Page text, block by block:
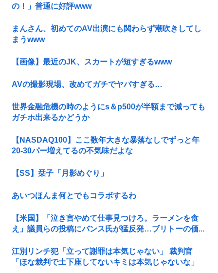
の！」普通に好評www
まんさん、初めてのAV出演にも関わらず潮吹きしてし
まうwww
【画像】最近のJK、スカートが短すぎるwww
AVの撮影現場、改めてガチでヤバすぎる…
世界金融危機の時のようにs＆p500が半額まで減っても
ガチホ出来るかどうか
【NASDAQ100】ここ数年大きな暴落なしでずっと年
20-30パー増えてるの不気味だよな
【SS】栞子「月影めぐり」
あいつほんま何とでもコラボするわ
【米国】「泣き言やめて仕事見つけろ。ラーメンを食
え」議員らの投稿にバンス氏が猛反発…ブリトーの価...
江別リンチ犯「立って謝罪は本気じゃない」 裁判官
「ほな裁判で土下座してないキミは本気じゃないな」